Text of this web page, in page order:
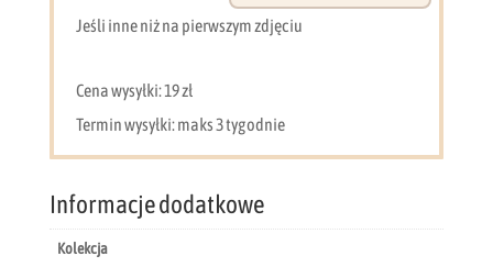
cremona/macadamia/pudrowy
róż)
Jeśli inne niż na pierwszym zdjęciu
Cena wysyłki: 19 zł
Termin wysyłki: maks 3 tygodnie
Informacje dodatkowe
Kolekcja